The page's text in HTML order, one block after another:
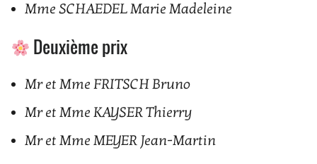
Mme SCHAEDEL Marie Madeleine
Deuxième prix
Mr et Mme FRITSCH Bruno
Mr et Mme KAYSER Thierry
Mr et Mme MEYER Jean-Martin